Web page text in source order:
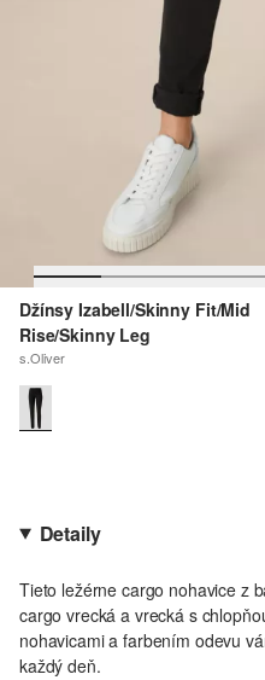
Džínsy Izabell/Skinny Fit/Mid
Rise/Skinny Leg
s.Oliver
Detaily
Tieto ležérne cargo nohavice z
cargo vrecká a vrecká s
nohavicami a farbením odevu
každý deň.